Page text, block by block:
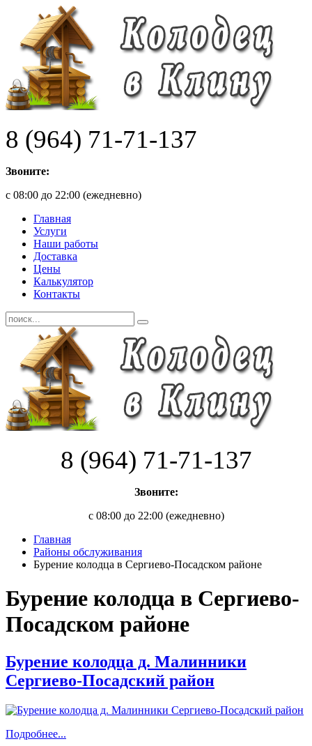
8 (964) 71-71-137
Звоните:
с 08:00 до 22:00 (ежедневно)
Главная
Услуги
Наши работы
Доставка
Цены
Калькулятор
Контакты
8 (964) 71-71-137
Звоните:
с 08:00 до 22:00 (ежедневно)
Главная
Районы обслуживания
Бурение колодца в Сергиево-Посадском районе
Бурение колодца в Сергиево-
Посадском районе
Бурение колодца д. Малинники
Сергиево-Посадский район
Подробнее...